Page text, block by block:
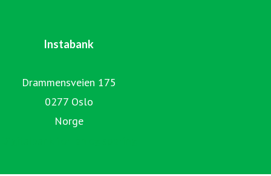
Instabank
Drammensveien 175
0277 Oslo
Norge